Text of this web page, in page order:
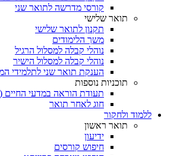
קורסי מדרשה לתואר שני
תואר שלישי
תקנון לתואר שלישי
משך הלימודים
נוהלי קבלה למסלול הרגיל
נוהלי קבלה למסלול הישיר
הענקת תואר שני לתלמידי
תוכניות נוספות
תעודת הוראה במדעי החיים
חוג לאחר תואר
ללמוד ולחקור
תואר ראשון
ידיעון
חיפוש קורסים